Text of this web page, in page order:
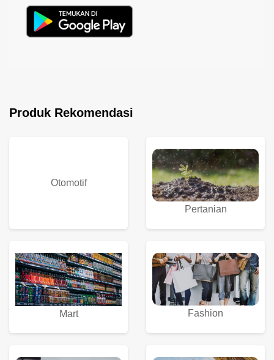
Produk Rekomendasi
Otomotif
Pertanian
Mart Fashion